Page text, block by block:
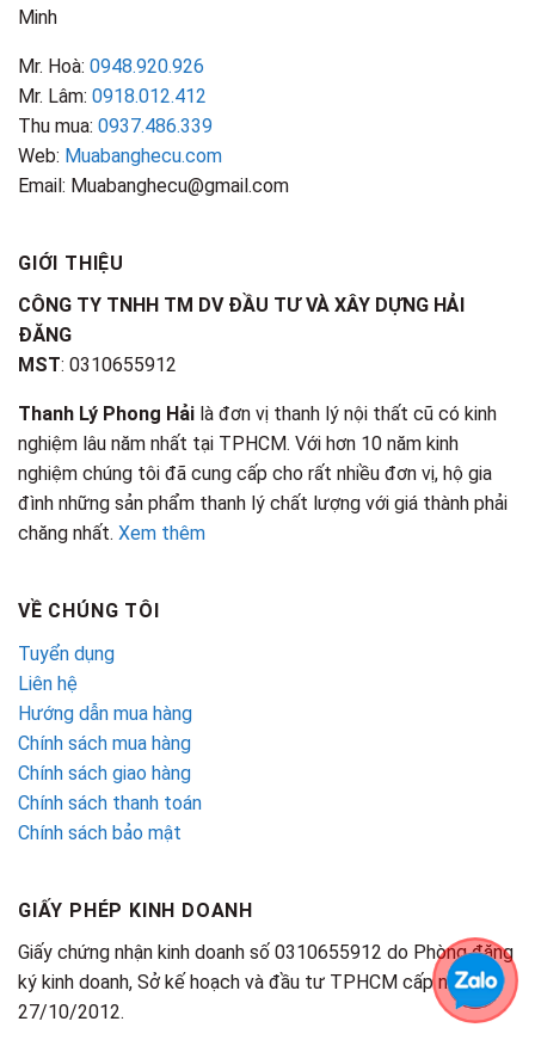
Minh
Mr. Hoà: 0948.920.926
Mr. Lâm: 0918.012.412
Thu mua: 0937.486.339
Web: Muabanghecu.com
Email: Muabanghecu@gmail.com
GIỚI THIỆU
CÔNG TY TNHH TM DV ĐẦU TƯ VÀ XÂY DỰNG HẢI
ĐĂNG
MST: 0310655912
Thanh Lý Phong Hải là đơn vị thanh lý nội thất cũ có kinh
nghiệm lâu năm nhất tại TPHCM. Với hơn 10 năm kinh
nghiệm chúng tôi đã cung cấp cho rất nhiều đơn vị, hộ gia
đình những sản phẩm thanh lý chất lượng với giá thành phải
chăng nhất. Xem thêm
VỀ CHÚNG TÔI
Tuyển dụng
Liên hệ
Hướng dẫn mua hàng
Chính sách mua hàng
Chính sách giao hàng
Chính sách thanh toán
Chính sách bảo mật
GIẤY PHÉP KINH DOANH
Giấy chứng nhận kinh doanh số 0310655912 do Phòng đăng
ký kinh doanh, Sở kế hoạch và đầu tư TPHCM cấp ngày
27/10/2012.